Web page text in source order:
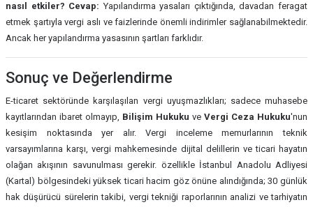
nasıl etkiler? Cevap: Yapılandırma yasaları çıktığında, davadan feragat
etmek şartıyla vergi aslı ve faizlerinde önemli indirimler sağlanabilmektedir.
Ancak her yapılandırma yasasının şartları farklıdır.
Sonuç ve Değerlendirme
E-ticaret sektöründe karşılaşılan vergi uyuşmazlıkları; sadece muhasebe
kayıtlarından ibaret olmayıp, Bilişim Hukuku ve Vergi Ceza Hukuku'nun
kesişim noktasında yer alır. Vergi inceleme memurlarının teknik
varsayımlarına karşı, vergi mahkemesinde dijital delillerin ve ticari hayatın
olağan akışının savunulması gerekir. özellikle İstanbul Anadolu Adliyesi
(Kartal) bölgesindeki yüksek ticari hacim göz önüne alındığında; 30 günlük
hak düşürücü sürelerin takibi, vergi tekniği raporlarının analizi ve tarhiyatın